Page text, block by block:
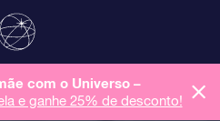
com o Universo –
e ganhe 25% de desconto!